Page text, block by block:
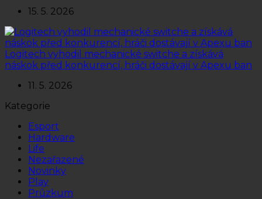
15. 5. 2026
Logitech vyhodil mechanické switche a získává
náskok před konkurencí, hráči dostávají v Apexu ban
11. 5. 2026
Kategorie
Esport
Hardware
Life
Nezařazené
Novinky
Play
Průzkum